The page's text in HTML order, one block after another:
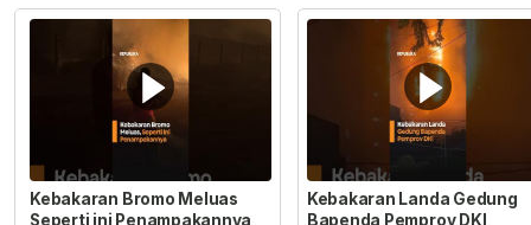
Kebakaran Bromo Meluas
Seperti ini Penampakannya
Kebakaran Landa Gedung
Bapenda Pemprov DKI